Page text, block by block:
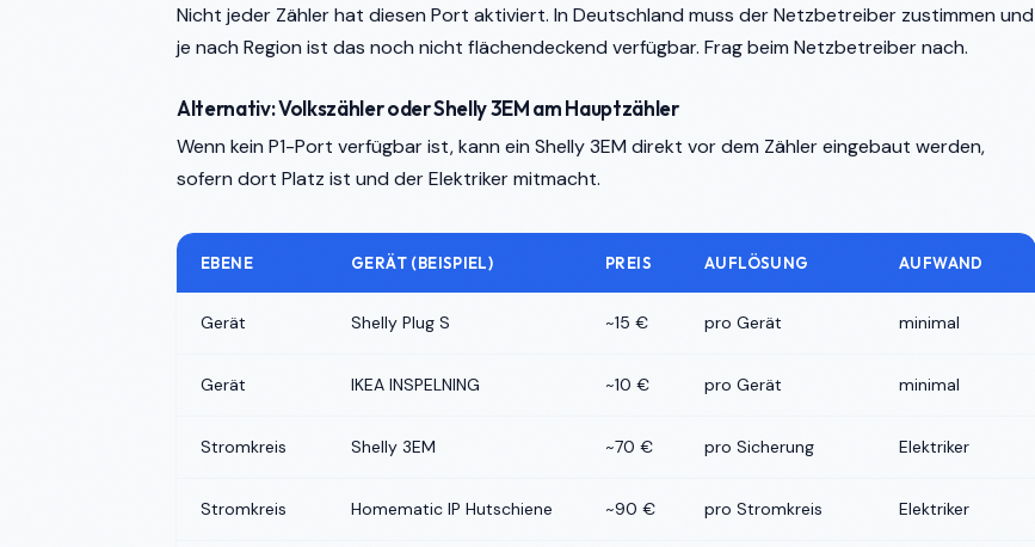
Nicht jeder Zähler hat diesen Port aktiviert. In Deutschland muss der Netzbetreiber zustimmen und
je nach Region ist das noch nicht flächendeckend verfügbar. Frag beim Netzbetreiber nach.
Alternativ: Volkszähler oder Shelly 3EM am Hauptzähler
Wenn kein P1-Port verfügbar ist, kann ein Shelly 3EM direkt vor dem Zähler eingebaut werden,
sofern dort Platz ist und der Elektriker mitmacht.
EBENE GERÄT (BEISPIEL) PREIS AUFLÖSUNG AUFWAND
Gerät Shelly Plug S ~15 € pro Gerät minimal
Gerät IKEA INSPELNING ~10 € pro Gerät minimal
Stromkreis Shelly 3EM ~70 € pro Sicherung Elektriker
Stromkreis Homematic IP Hutschiene ~90 € pro Stromkreis Elektriker